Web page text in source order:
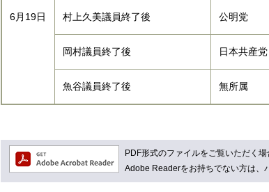
6月19日 村上久美議員終了後 公明党
岡村議員終了後 日本共産党
魚谷議員終了後 無所属
PDF形式のファイルをご覧いただく
Adobe Readerをお持ちでない方は、